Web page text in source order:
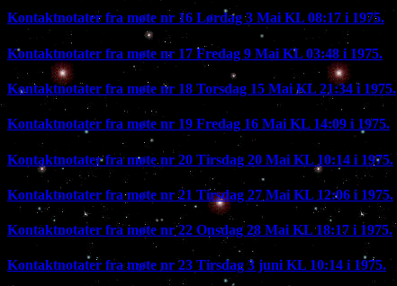
Kontaktnotater fra møte nr 16 Lørdag 3 Mai KL 08:17 i 1975.
Kontaktnotater fra møte nr 17 Fredag 9 Mai KL 03:48 i 1975.
Kontaktnotater fra møte nr 18 Torsdag 15 Mai KL 21:34 i 1975.
Kontaktnotater fra møte nr 19 Fredag 16 Mai KL 14:09 i 1975.
Kontaktnotater fra møte nr 20 Tirsdag 20 Mai KL 10:14 i 1975.
Kontaktnotater fra møte nr 21 Tirsdag 27 Mai KL 12:06 i 1975.
Kontaktnotater fra møte nr 22 Onsdag 28 Mai KL 18:17 i 1975.
Kontaktnotater fra møte nr 23 Tirsdag 3 juni KL 10:14 i 1975.